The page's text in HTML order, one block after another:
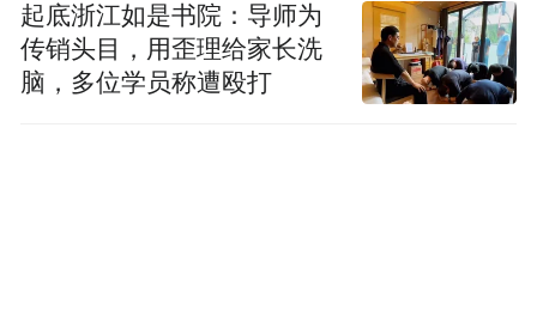
起底浙江如是书院：导师为
传销头目，用歪理给家长洗
脑，多位学员称遭殴打